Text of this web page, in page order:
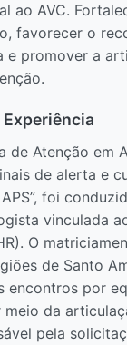
ao AVC.
favorecer o
e promover a
de Atenção em
de alerta e
foi
vinculada
O
de Santo
encontros por
da
pela